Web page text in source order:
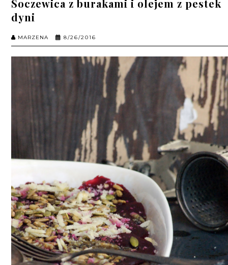
Soczewica z burakami i olejem z pestek
dyni
MARZENA 8/26/2016